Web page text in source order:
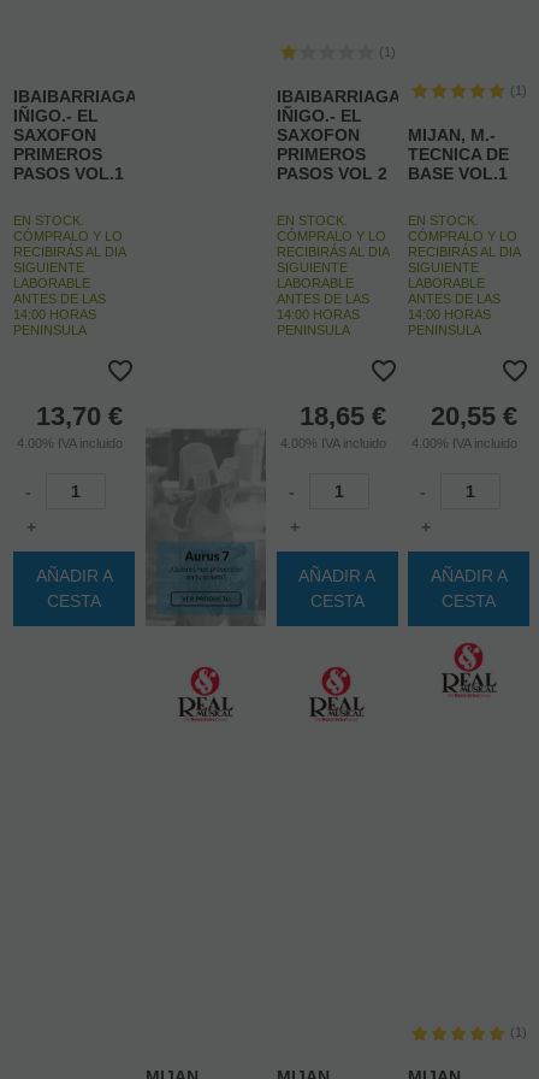
IBAIBARRIAGA,
IÑIGO.- EL
SAXOFON
PRIMEROS
PASOS VOL.1
EN STOCK.
CÓMPRALO Y LO
RECIBIRÁS AL DIA
SIGUIENTE
LABORABLE
ANTES DE LAS
14:00 HORAS
PENINSULA
13,70 €
4.00% IVA incluido
-
+
AÑADIR A
CESTA
(1)
IBAIBARRIAGA,
IÑIGO.- EL
SAXOFON
PRIMEROS
PASOS VOL 2
EN STOCK.
CÓMPRALO Y LO
RECIBIRÁS AL DIA
SIGUIENTE
LABORABLE
ANTES DE LAS
14:00 HORAS
PENINSULA
18,65 €
4.00% IVA incluido
-
+
AÑADIR A
CESTA
(1)
MIJAN, M.-
TECNICA DE
BASE VOL.1
EN STOCK.
CÓMPRALO Y LO
RECIBIRÁS AL DIA
SIGUIENTE
LABORABLE
ANTES DE LAS
14:00 HORAS
PENINSULA
20,55 €
4.00% IVA incluido
-
+
AÑADIR A
CESTA
(1)